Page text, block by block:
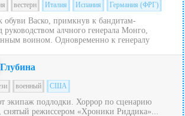
вестерн Италия Испания Германия (ФРГ)
Васко, примкнув к бандитам-
алчного генерала Монго,
воином. Одновременно к генералу
Глубина
военный США
экипаж подлодки. Хоррор по сценарию
режиссером «Хроники Риддика»...